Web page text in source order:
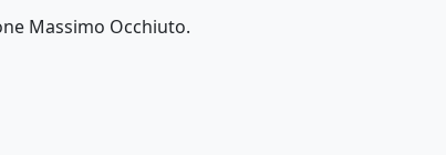
Massimo Occhiuto.